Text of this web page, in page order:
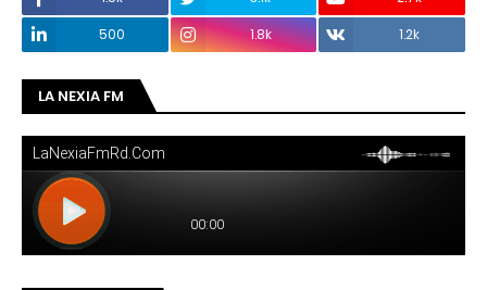
500
1.8k 1.2k
LA NEXIA FM